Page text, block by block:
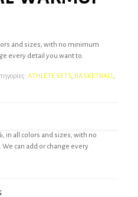
and sizes, with no minimum
every detail you want to.
ATHLETE SETS, BASKETBALL,
in all colors and sizes, with no
can add or change every